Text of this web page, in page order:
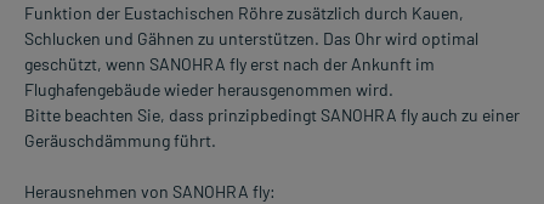
Funktion der Eustachischen Röhre zusätzlich durch Kauen,
Schlucken und Gähnen zu unterstützen. Das Ohr wird optimal
geschützt, wenn SANOHRA fly erst nach der Ankunft im
Flughafengebäude wieder herausgenommen wird.
Bitte beachten Sie, dass prinzipbedingt SANOHRA fly auch zu einer
Geräuschdämmung führt.
Herausnehmen von SANOHRA fly: